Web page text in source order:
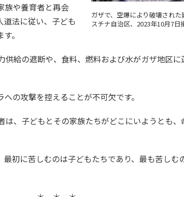
ガザで、空爆により破壊され
スチナ自治区、2023年10月7日
族や養育者と再会
道法に従い、子ども
。
給の遮断や、食料、燃料および水がガザ地区
の攻撃を控えることが不可欠です。
、子どもとその家族たちがどこにいようとも
初に苦しむのは子どもたちであり、最も苦しむ